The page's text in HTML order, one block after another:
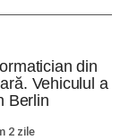
din
Vehiculul a
Berlin
2 zile